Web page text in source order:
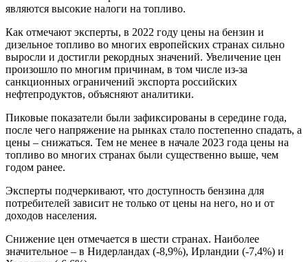
являются высокие налоги на топливо.
Как отмечают эксперты, в 2022 году цены на бензин и
дизельное топливо во многих европейских странах сильно
выросли и достигли рекордных значений. Увеличение цен
произошло по многим причинам, в том числе из-за
санкционных ограничений экспорта российских
нефтепродуктов, объясняют аналитики.
Пиковые показатели были зафиксированы в середине года,
после чего напряжение на рынках стало постепенно спадать, а
цены – снижаться. Тем не менее в начале 2023 года цены на
топливо во многих странах были существенно выше, чем
годом ранее.
Эксперты подчеркивают, что доступность бензина для
потребителей зависит не только от цены на него, но и от
доходов населения.
Снижение цен отмечается в шести странах. Наиболее
значительное – в Нидерландах (-8,9%), Ирландии (-7,4%) и